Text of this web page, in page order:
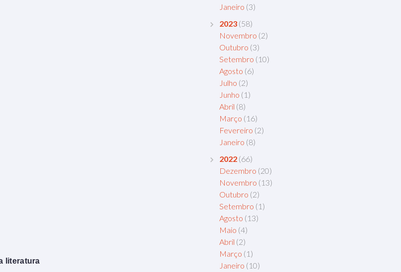
literatura
Janeiro (3)
2023 (58)
Novembro (2)
Outubro (3)
Setembro (10)
Agosto (6)
Julho (2)
Junho (1)
Abril (8)
Março (16)
Fevereiro (2)
Janeiro (8)
2022 (66)
Dezembro (20)
Novembro (13)
Outubro (2)
Setembro (1)
Agosto (13)
Maio (4)
Abril (2)
Março (1)
Janeiro (10)